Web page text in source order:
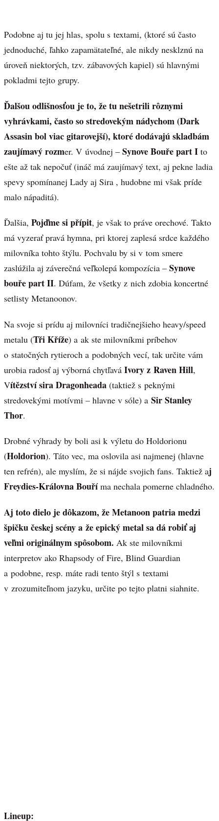
Podobne aj tu jej hlas, spolu s textami, (ktoré sú často
jednoduché, ľahko zapamätateľné, ale nikdy nesklznú na
úroveň niektorých, tzv. zábavových kapiel) sú hlavnými
pokladmi tejto grupy.
Ďalšou odlišnosťou je to, že tu nešetrili rôznymi
vyhrávkami, často so stredovekým nádychom (Dark
Assasin bol viac gitarovejší), ktoré dodávajú skladbám
zaujímavý rozmer. V úvodnej – Synove Bouře part I to
ešte až tak nepočuť (ináč má zaujímavý text, aj pekne ladia
spevy spomínanej Lady aj Sira , hudobne mi však príde
malo nápaditá).
Ďalšia, Pojďme si přípit, je však to práve orechové. Takto
má vyzerať pravá hymna, pri ktorej zaplesá srdce každého
milovníka tohto štýlu. Pochvalu by si v tom smere
zaslúžila aj záverečná veľkolepá kompozícia – Synove
bouře part II. Dúfam, že všetky z nich zdobia koncertné
setlisty Metanoonov.
Na svoje si prídu aj milovníci tradičnejšieho heavy/speed
metalu (Tři Kříže) a ak ste milovníkmi príbehov
o statočných rytieroch a podobných vecí, tak určite vám
urobia radosť aj výborná chytľavá Ivory z Raven Hill,
Vítězství sira Dragonheada (taktiež s peknými
stredovekými motívmi – hlavne v sóle) a Sir Stanley
Thor.
Drobné výhrady by boli asi k výletu do Holdorionu
(Holdorion). Táto vec, ma oslovila asi najmenej (hlavne
ten refrén), ale myslím, že si nájde svojich fans. Taktiež aj
Freydies-Královna Bouříma nechala pomerne chladného.
Aj toto dielo je dôkazom, že Metanoon patria medzi
špičku českej scény a že epický metal sa dá robiť aj
veľmi originálnym spôsobom. Ak ste milovníkmi
interpretov ako Rhapsody of Fire, Blind Guardian
a podobne, resp. máte radi tento štýl s textami
v zrozumiteľnom jazyku, určite po tejto platni siahnite.
Lineup: